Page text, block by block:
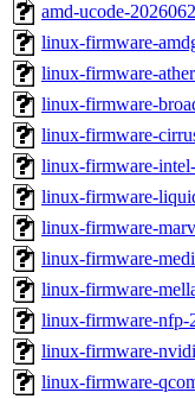
amd-ucode-
linux-firmware-
linux-firmware-
linux-firmware-
linux-firmware-
linux-firmware-
linux-firmware-
linux-firmware-
linux-firmware-
linux-firmware-
linux-firmware-nfp-
linux-firmware-
linux-firmware-